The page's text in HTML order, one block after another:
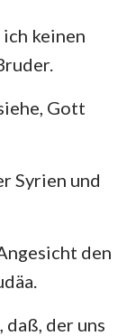
keinen
Gott
Syrien und
den
der uns